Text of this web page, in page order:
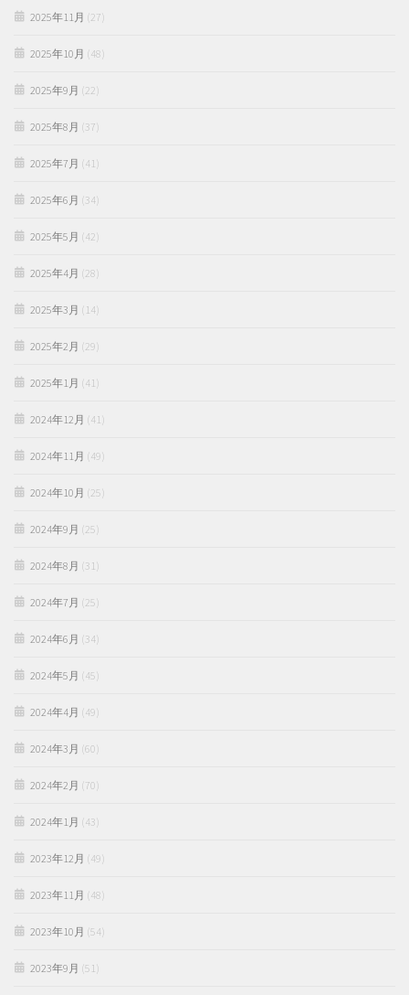
2025年11月 (27)
2025年10月 (48)
2025年9月 (22)
2025年8月 (37)
2025年7月 (41)
2025年6月 (34)
2025年5月 (42)
2025年4月 (28)
2025年3月 (14)
2025年2月 (29)
2025年1月 (41)
2024年12月 (41)
2024年11月 (49)
2024年10月 (25)
2024年9月 (25)
2024年8月 (31)
2024年7月 (25)
2024年6月 (34)
2024年5月 (45)
2024年4月 (49)
2024年3月 (60)
2024年2月 (70)
2024年1月 (43)
2023年12月 (49)
2023年11月 (48)
2023年10月 (54)
2023年9月 (51)